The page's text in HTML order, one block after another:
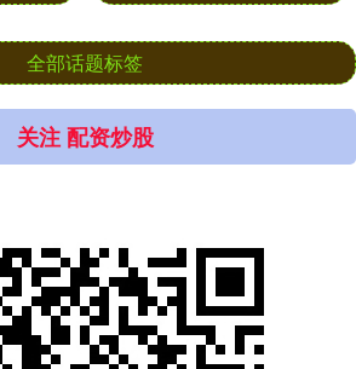
全部话题标签
关注 配资炒股